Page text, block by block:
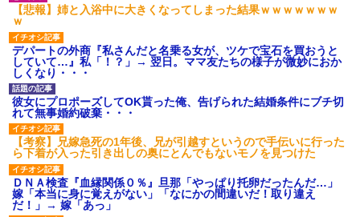
【愕然】白のクラウン俺氏、
高速道路左車線を制限速度で走
った結果wwwwwwwwwwww
百年の恋12-899 食べた量を
張り合ってくる
【悲報】佐藤輝明・・・２軍
でも盛大にやらかす←あまり悲
しませないでくれ
【悲報】姉と入浴中に大きくなってしまった結果ｗｗｗｗｗｗｗ
ｗ
デパートの外商『私さんだと名乗る女が、ツケで宝石を買おうと
していて…』私「！？」→ 翌日。ママ友たちの様子が微妙におか
しくなり・・・
彼女にプロポーズしてOK貰った俺、告げられた結婚条件にブチ切
れて無事婚約破棄・・・
【考察】兄嫁急死の1年後、兄が引越すというので手伝いに行った
ら下着が入った引き出しの奥にとんでもないモノを見つけた
ＤＮＡ検査『血縁関係０％』旦那「やっぱり托卵だったんだ…」
嫁「本当に身に覚えがない」「なにかの間違いだ！取り違え
だ！」→ 嫁「あっ」